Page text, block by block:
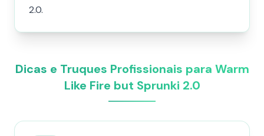
2.0.
Dicas e Truques Profissionais para Warm
Like Fire but Sprunki 2.0